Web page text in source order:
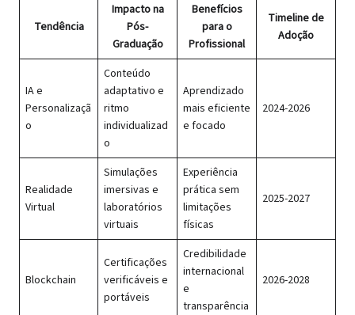
Tendência
Impacto na
Pós-
Graduação
Benefícios
para o
Profissional
Timeline de
Adoção
IA e
Personalizaçã
o
Conteúdo
adaptativo e
ritmo
individualizad
o
Aprendizado
mais eficiente
e focado
2024-2026
Realidade
Virtual
Simulações
imersivas e
laboratórios
virtuais
Experiência
prática sem
limitações
físicas
2025-2027
Blockchain
Certificações
verificáveis e
portáveis
Credibilidade
internacional
e
transparência
2026-2028